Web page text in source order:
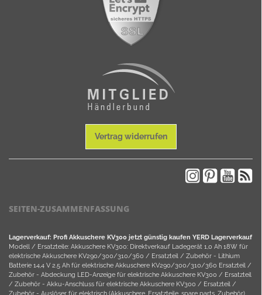
Vertrag widerrufen
SEITEN-ZUSAMMENFASSUNG
Lagerverkauf: Profi Akkuschere KV300 jetzt günstig kaufen YERD Lagerverkauf
Modell / Ersatzteile: Akkuschere KV300: Direktverkauf Ladegerät 1,0 Ah 18W für
elektrische Akkuschere KV290/300/310/360 / Ersatzteil / Zubehör - Lithium
Batterie 14,4 V 2.5 Ah für elektrische Akkuschere KV290/300/310/360 Ersatzteil /
Zubehör - Abdeckung LED-Anzeige für elektrische Akkuschere KV300 / Ersatzteil
/ Zubehör - Akku-Anschluss für elektrische Akkuschere KV300 / Ersatzteil /
Zubehör - Auslöser für elektrisch (Akkuschere, Ersatzteile, spare parts, Zubehör).